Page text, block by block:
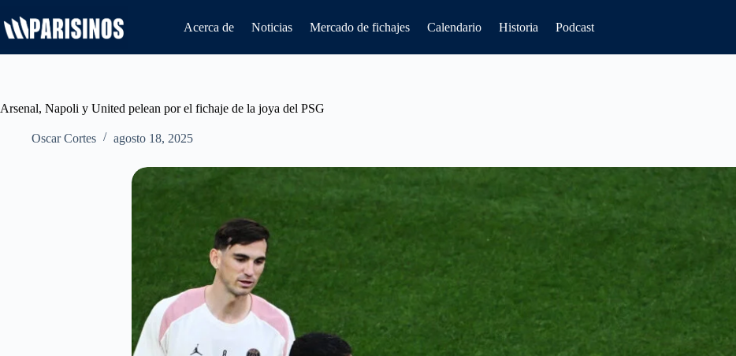
al
contenido
Acerca de Noticias Mercado de fichajes Calendario Historia Podcast
Arsenal, Napoli y United pelean por el fichaje de la joya del PSG
Oscar Cortes agosto 18, 2025